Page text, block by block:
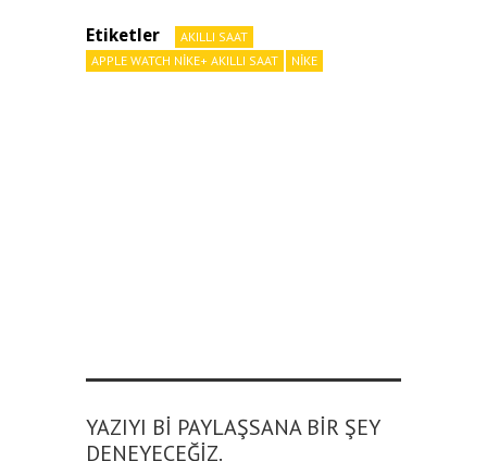
Etiketler
AKILLI SAAT
APPLE WATCH NIKE+ AKILLI SAAT
NIKE
YAZIYI BI PAYLAŞSANA BIR ŞEY
DENEYECEĞIZ.